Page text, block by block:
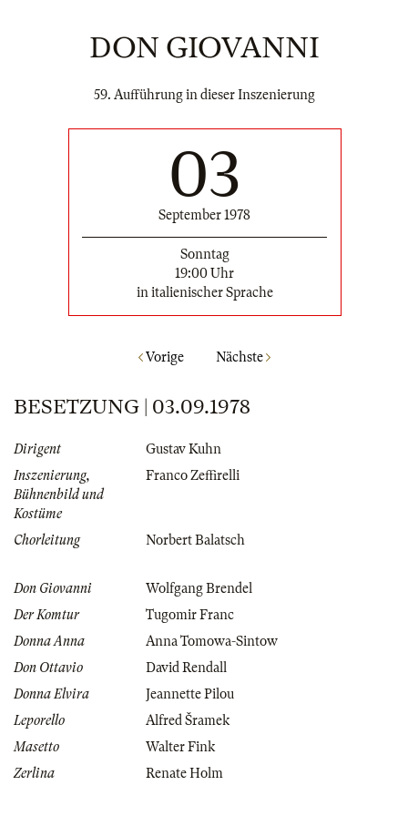
DON GIOVANNI
59. Aufführung in dieser Inszenierung
03
September 1978
Sonntag
19:00 Uhr
in italienischer Sprache
Vorige Nächste
BESETZUNG | 03.09.1978
Dirigent
Gustav Kuhn
Inszenierung,
Bühnenbild und
Kostüme
Franco Zeffirelli
Chorleitung Norbert Balatsch
Don Giovanni
Wolfgang Brendel
Der Komtur
Tugomir Franc
Donna Anna
Anna Tomowa-Sintow
Don Ottavio
David Rendall
Donna Elvira
Jeannette Pilou
Leporello
Alfred Šramek
Masetto
Walter Fink
Zerlina
Renate Holm